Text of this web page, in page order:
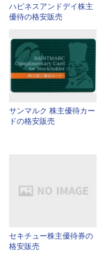
ハピネスアンドデイ株主
優待の格安販売
サンマルク 株主優待カー
ドの格安販売
セキチュー株主優待券の
格安販売